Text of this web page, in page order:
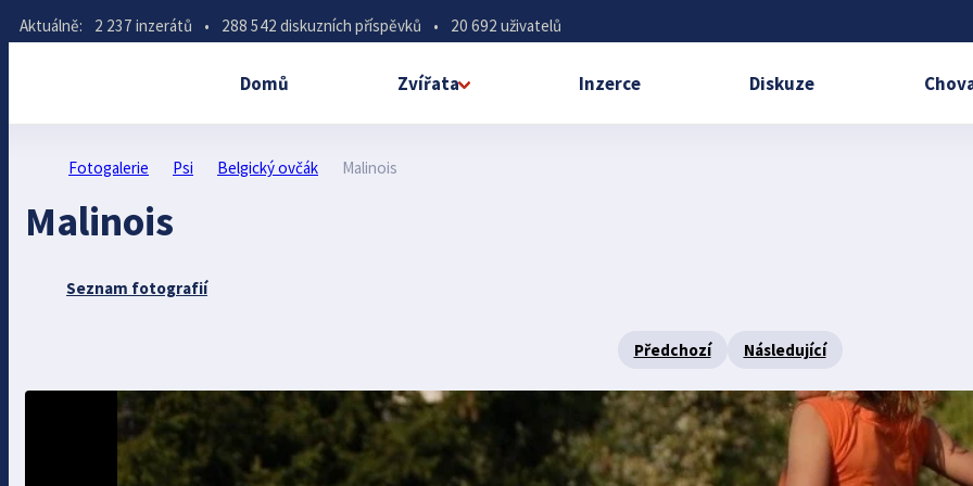
Aktuálně: 2 237 inzerátů • 288 542 diskuzních příspěvků • 20 692 uživatelů
Domů Zvířata Inzerce Diskuze
Fotogalerie Psi Belgický ovčák Malinois
Malinois
Seznam fotografií
Předchozí Následující